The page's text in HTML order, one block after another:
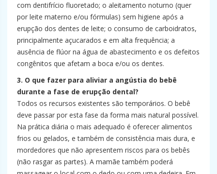
com dentifrício fluoretado; o aleitamento noturno (quer
por leite materno e/ou fórmulas) sem higiene após a
erupção dos dentes de leite; o consumo de carboidratos,
principalmente açucarados e em alta frequência; a
ausência de flúor na água de abastecimento e os defeitos
congênitos que afetam a boca e/ou os dentes.
3. O que fazer para aliviar a angústia do bebê
durante a fase de erupção dental?
Todos os recursos existentes são temporários. O bebê
deve passar por esta fase da forma mais natural possível.
Na prática diária o mais adequado é oferecer alimentos
frios ou gelados, e também de consistência mais dura, e
mordedores que não apresentem riscos para os bebês
(não rasgar as partes). A mamãe também poderá